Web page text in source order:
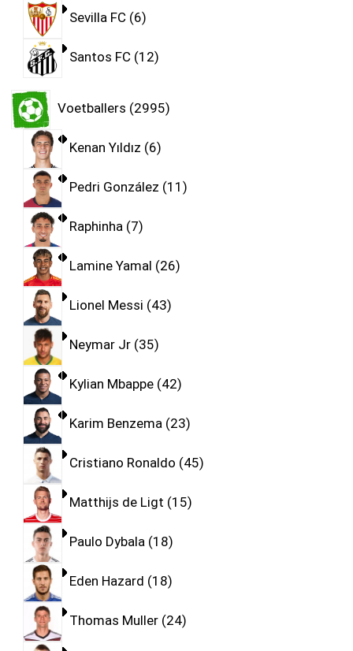
Sevilla FC 6
Santos FC 12
Voetballers 2995
Kenan Yıldız 6
Pedri González 11
Raphinha 7
Lamine Yamal 26
Lionel Messi 43
Neymar Jr 35
Kylian Mbappe 42
Karim Benzema 23
Cristiano Ronaldo 45
Matthijs de Ligt 15
Paulo Dybala 18
Eden Hazard 18
Thomas Muller 24